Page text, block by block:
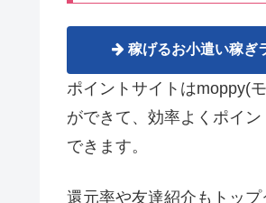
稼げるお小遣い稼ぎ
ポイントサイトはmoppy(
ができて、効率よくポイ
できます。
還元率や友達紹介もトッ